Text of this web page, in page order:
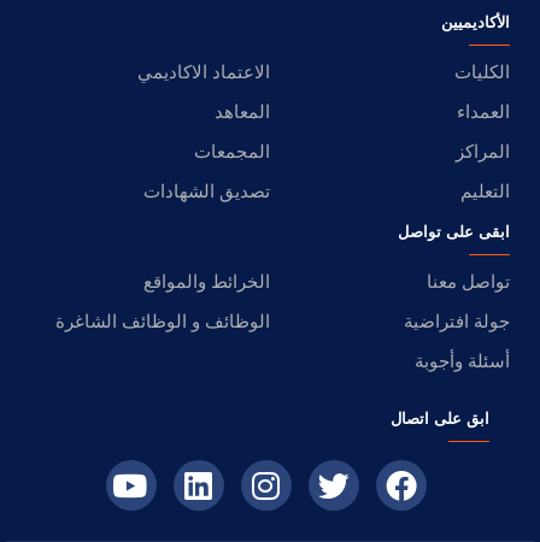
الأكاديميين
الكليات
الاعتماد الاكاديمي
العمداء
المعاهد
المراكز
المجمعات
التعليم
تصديق الشهادات
ابقى على تواصل
تواصل معنا
الخرائط والمواقع
جولة افتراضية
الوظائف و الوظائف الشاغرة
أسئلة وأجوبة
ابق على اتصال